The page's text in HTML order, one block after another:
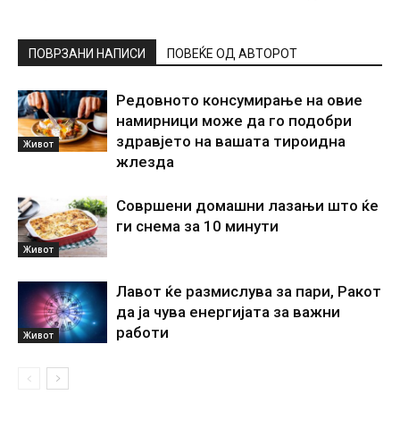
ПОВРЗАНИ НАПИСИ ПОВЕЌЕ ОД АВТОРОТ
Живот
Редовното консумирање на овие
намирници може да го подобри
здравјето на вашата тироидна
жлезда
Живот
Совршени домашни лазањи што ќе
ги снема за 10 минути
Живот
Лавот ќе размислува за пари, Ракот
да ја чува енергијата за важни
работи